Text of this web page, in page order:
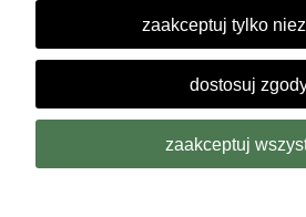
zaakceptuj tylko
dostosuj
zaakceptuj